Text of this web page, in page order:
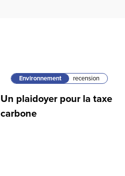
Environnement recension
Un plaidoyer pour la taxe
carbone